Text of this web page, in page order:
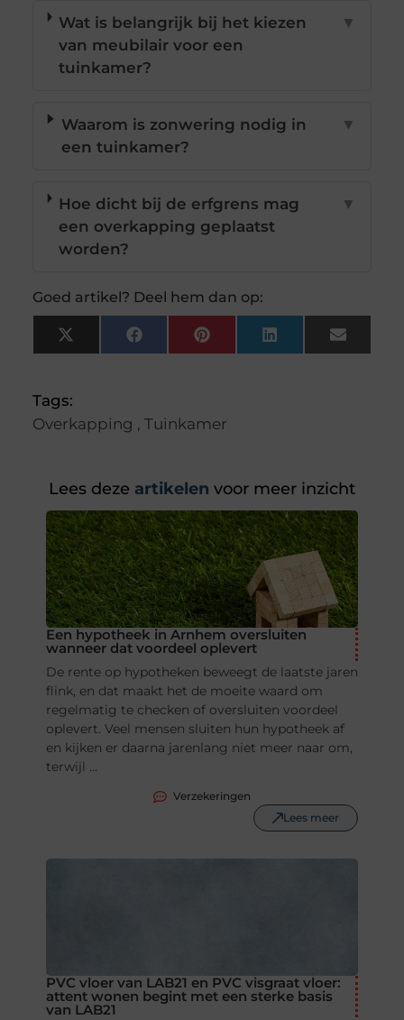
Wat is belangrijk bij het kiezen
van meubilair voor een
tuinkamer?
▼
Waarom is zonwering nodig in
een tuinkamer?
▼
Hoe dicht bij de erfgrens mag
een overkapping geplaatst
worden?
▼
Goed artikel? Deel hem dan op:
X
(Twitter)
FacebookPinterestLinkedInEmail
Tags:
Overkapping , Tuinkamer
Lees deze artikelen voor meer inzicht
Een hypotheek in Arnhem oversluiten
wanneer dat voordeel oplevert
De rente op hypotheken beweegt de laatste jaren
flink, en dat maakt het de moeite waard om
regelmatig te checken of oversluiten voordeel
oplevert. Veel mensen sluiten hun hypotheek af
en kijken er daarna jarenlang niet meer naar om,
terwijl ...
Verzekeringen
Lees meer
PVC vloer van LAB21 en PVC visgraat vloer:
attent wonen begint met een sterke basis
van LAB21